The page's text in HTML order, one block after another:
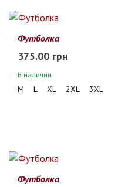
Футболка
375.00 грн
В наличии
M L XL 2XL 3XL
Футболка